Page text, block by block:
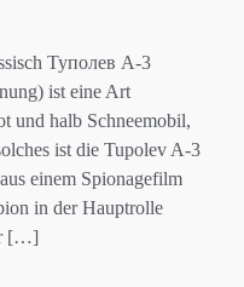
Туполев А-3
ist eine Art
und halb Schneemobil,
ist die Tupolev A-3
einem Spionagefilm
in der Hauptrolle
[…]